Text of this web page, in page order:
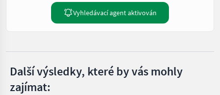
Vyhledávací agent aktivován
Další výsledky, které by vás mohly
zajímat: